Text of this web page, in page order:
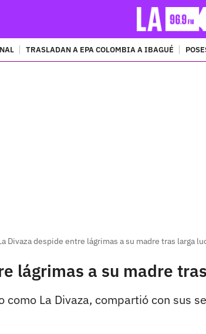
TRASLADAN A EPA COLOMBIA A IBAGUÉ
Divaza despide entre lágrimas a su madre tras larga
lágrimas a su madre
La Divaza, compartió con sus